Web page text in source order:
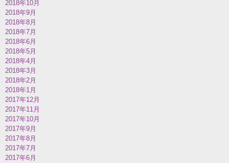
2018年10月
2018年9月
2018年8月
2018年7月
2018年6月
2018年5月
2018年4月
2018年3月
2018年2月
2018年1月
2017年12月
2017年11月
2017年10月
2017年9月
2017年8月
2017年7月
2017年6月